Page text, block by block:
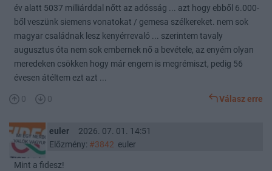
év alatt 5037 milliárddal nőtt az adósság ... azt hogy ebből 6.000-
ből veszünk siemens vonatokat / gemesa szélkereket. nem sok
magyar családnak lesz kenyérrevaló ... szerintem tavaly
augusztus óta nem sok embernek nő a bevétele, az enyém olyan
meredeken csökken hogy már engem is megrémiszt, pedig 56
évesen átéltem ezt azt ...
0 0 Válasz erre
euler
2026. 07. 01. 14:51
Előzmény: #3842 euler
Mint a fidesz!